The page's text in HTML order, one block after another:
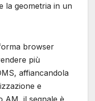
la geometria in un
browser
più
affiancandola
e
AM, il segnale è